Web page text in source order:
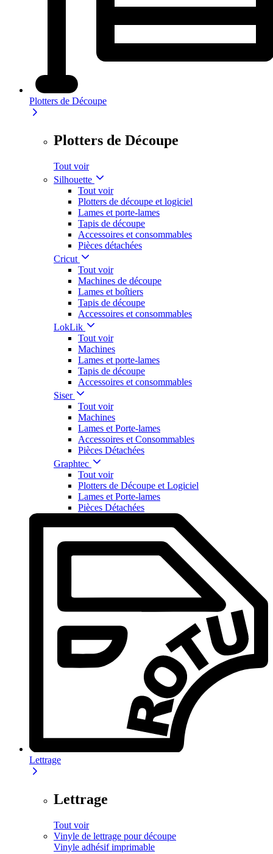
Plotters de Découpe
Plotters de Découpe
Tout voir
Silhouette
Tout voir
Plotters de découpe et logiciel
Lames et porte-lames
Tapis de découpe
Accessoires et consommables
Pièces détachées
Cricut
Tout voir
Machines de découpe
Lames et boîtiers
Tapis de découpe
Accessoires et consommables
LokLik
Tout voir
Machines
Lames et porte-lames
Tapis de découpe
Accessoires et consommables
Siser
Tout voir
Machines
Lames et Porte-lames
Accessoires et Consommables
Pièces Détachées
Graphtec
Tout voir
Plotters de Découpe et Logiciel
Lames et Porte-lames
Pièces Détachées
Lettrage
Lettrage
Tout voir
Vinyle de lettrage pour découpe
Vinyle adhésif imprimable